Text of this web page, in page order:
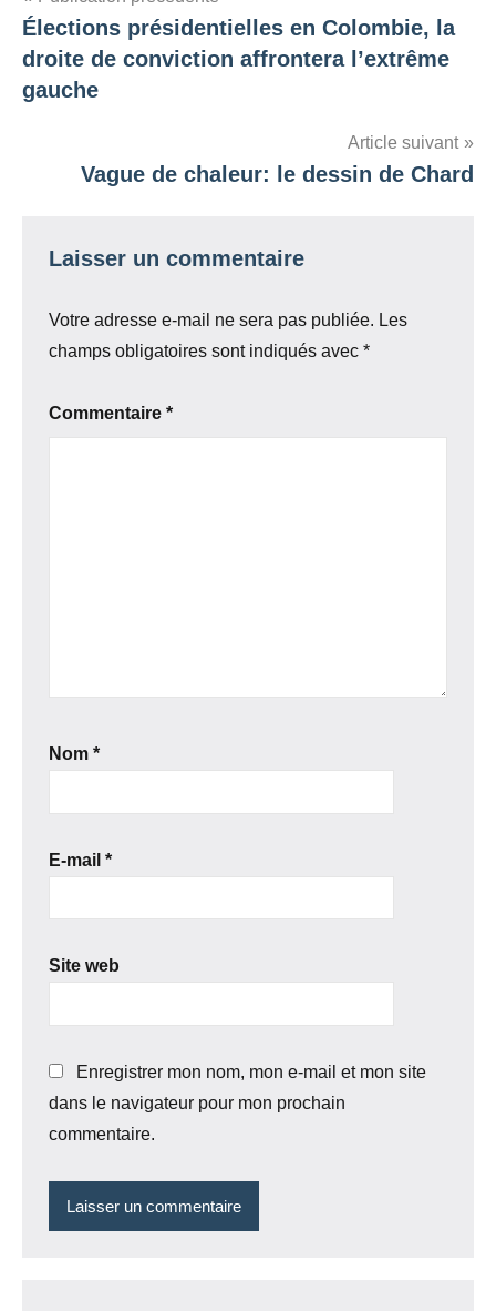
de
l’article
Élections présidentielles en Colombie, la
droite de conviction affrontera l’extrême
gauche
Article suivant
Vague de chaleur: le dessin de Chard
Laisser un commentaire
Votre adresse e-mail ne sera pas publiée. Les
champs obligatoires sont indiqués avec *
Commentaire *
Nom *
E-mail *
Site web
Enregistrer mon nom, mon e-mail et mon site
dans le navigateur pour mon prochain
commentaire.